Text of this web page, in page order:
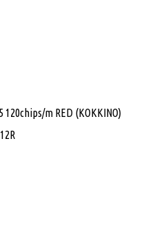
120chips/m RED (ΚΟΚΚΙΝΟ)